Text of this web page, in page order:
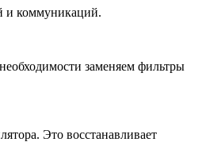
и коммуникаций.
заменяем фильтры
Это восстанавливает